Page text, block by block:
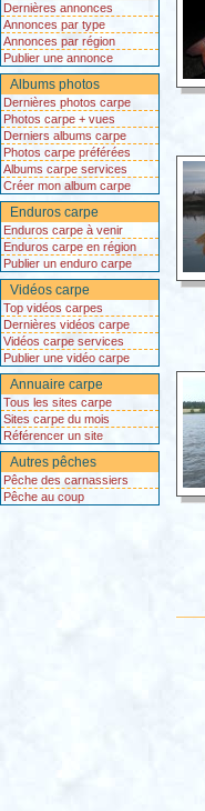
Dernières annonces
Annonces par type
Annonces par région
Publier une annonce
Albums photos
Dernières photos carpe
Photos carpe + vues
Derniers albums carpe
Photos carpe préférées
Albums carpe services
Créer mon album carpe
Enduros carpe
Enduros carpe à venir
Enduros carpe en région
Publier un enduro carpe
Vidéos carpe
Top vidéos carpes
Dernières vidéos carpe
Vidéos carpe services
Publier une vidéo carpe
Annuaire carpe
Tous les sites carpe
Sites carpe du mois
Référencer un site
Autres pêches
Pêche des carnassiers
Pêche au coup